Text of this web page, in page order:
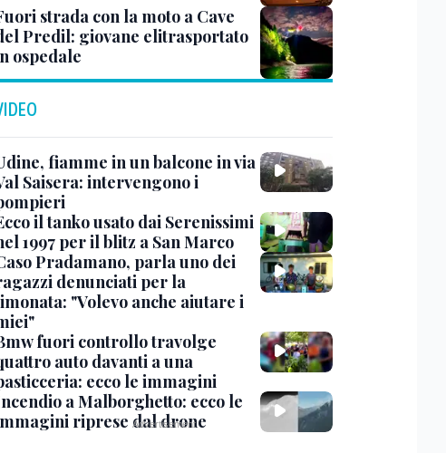
strada con la moto a Cave
Predil: giovane elitrasportato
ospedale
fiamme in un balcone in via
Saisera: intervengono i
il tanko usato dai Serenissimi
1997 per il blitz a San Marco
Pradamano, parla uno dei
denunciati per la
"Volevo anche aiutare i
fuori controllo travolge
auto davanti a una
ecco le immagini
a Malborghetto: ecco le
riprese dal drone